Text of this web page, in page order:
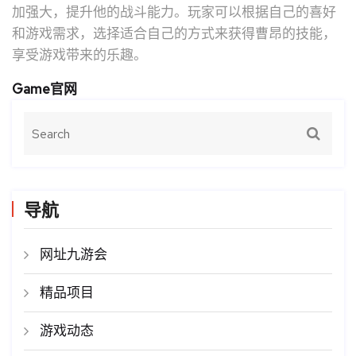
加强大，提升他的战斗能力。玩家可以根据自己的喜好
和游戏需求，选择适合自己的方式来获得曹昂的技能，
享受游戏带来的乐趣。
Game官网
导航
网址九游会
精品项目
游戏动态